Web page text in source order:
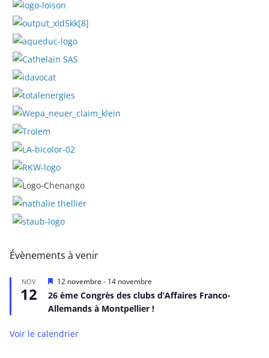
Évènements à venir
NOV
12
M
i
s
e
v
12 novembre - 14 novembre
26 ème Congrès des clubs d’Affaires Franco-
Allemands à Montpellier !
Voir le calendrier